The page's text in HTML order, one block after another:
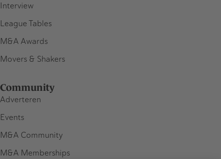
Interview
League Tables
M&A Awards
Movers & Shakers
Community
Adverteren
Events
M&A Community
M&A Memberships